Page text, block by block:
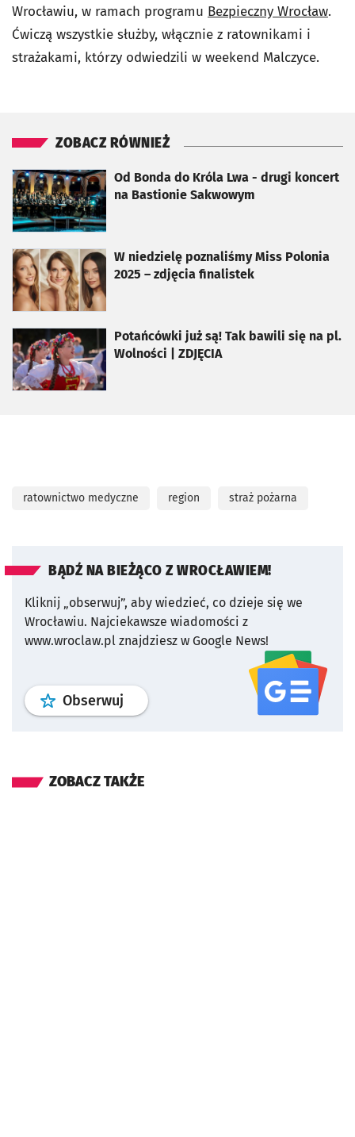
Wrocławiu, w ramach programu Bezpieczny Wrocław.
Ćwiczą wszystkie służby, włącznie z ratownikami i
strażakami, którzy odwiedzili w weekend Malczyce.
ZOBACZ RÓWNIEŻ
Od Bonda do Króla Lwa - drugi koncert
na Bastionie Sakwowym
otworzy się w nowej karcie
W niedzielę poznaliśmy Miss Polonia
2025 – zdjęcia finalistek
otworzy się w nowej karcie
Potańcówki już są! Tak bawili się na pl.
Wolności | ZDJĘCIA
otworzy się w nowej karcie
ratownictwo medyczne region straż pożarna
BĄDŹ NA BIEŻĄCO Z WROCŁAWIEM!
Kliknij „obserwuj”, aby wiedzieć, co dzieje się we
Wrocławiu. Najciekawsze wiadomości z
www.wroclaw.pl znajdziesz w Google News!
Obserwuj profil serwisu
ZOBACZ TAKŻE